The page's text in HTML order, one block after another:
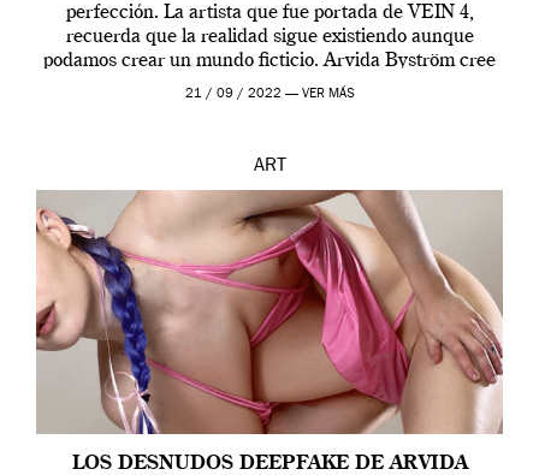
perfección. La artista que fue portada de VEIN 4,
recuerda que la realidad sigue existiendo aunque
podamos crear un mundo ficticio. Arvida Byström cree
que los humanos tienen un complejo […]
21 / 09 / 2022 — VER MÁS
ART
LOS DESNUDOS DEEPFAKE DE ARVIDA